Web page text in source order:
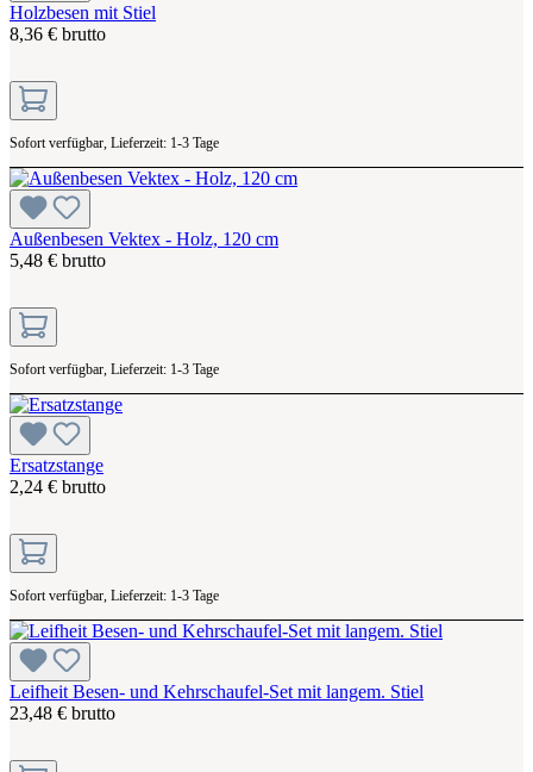
Holzbesen mit Stiel
8,36 € brutto
Sofort verfügbar, Lieferzeit: 1-3 Tage
Außenbesen Vektex - Holz, 120 cm
5,48 € brutto
Sofort verfügbar, Lieferzeit: 1-3 Tage
Ersatzstange
2,24 € brutto
Sofort verfügbar, Lieferzeit: 1-3 Tage
Leifheit Besen- und Kehrschaufel-Set mit langem. Stiel
23,48 € brutto